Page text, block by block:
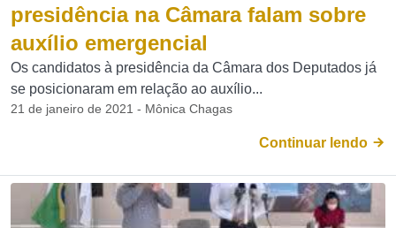
presidência na Câmara falam sobre
auxílio emergencial
Os candidatos à presidência da Câmara dos Deputados já
se posicionaram em relação ao auxílio...
21 de janeiro de 2021 - Mônica Chagas
Continuar lendo